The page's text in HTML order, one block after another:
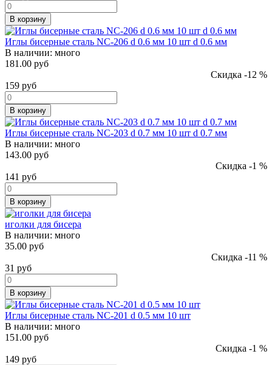
В корзину
Иглы бисерные сталь NC-206 d 0.6 мм 10 шт d 0.6 мм
В наличии: много
181.00 руб
Скидка -12 %
159 руб
В корзину
Иглы бисерные сталь NC-203 d 0.7 мм 10 шт d 0.7 мм
В наличии: много
143.00 руб
Скидка -1 %
141 руб
В корзину
иголки для бисера
В наличии: много
35.00 руб
Скидка -11 %
31 руб
В корзину
Иглы бисерные сталь NC-201 d 0.5 мм 10 шт
В наличии: много
151.00 руб
Скидка -1 %
149 руб